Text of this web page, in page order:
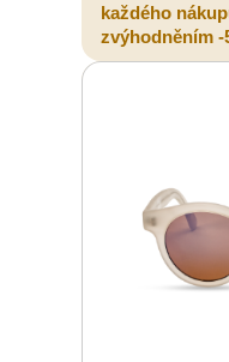
každého
zvýhodněním -